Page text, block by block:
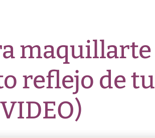
maquillarte
reflejo de tu